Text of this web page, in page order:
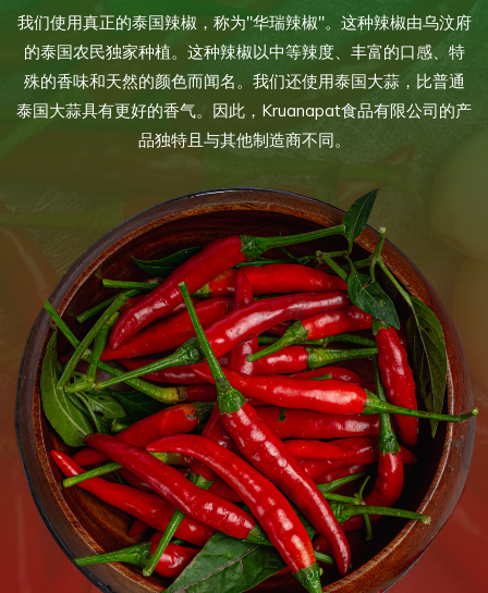
我们使用真正的泰国辣椒，称为"华瑞辣椒"。这种辣椒由乌汶府
的泰国农民独家种植。这种辣椒以中等辣度、丰富的口感、特
殊的香味和天然的颜色而闻名。我们还使用泰国大蒜，比普通
泰国大蒜具有更好的香气。因此，Kruanapat食品有限公司的产
品独特且与其他制造商不同。